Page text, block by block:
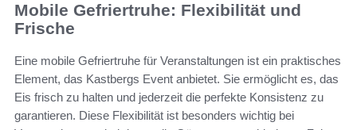
Mobile Gefriertruhe: Flexibilität und
Frische
Eine mobile Gefriertruhe für Veranstaltungen ist ein praktisches
Element, das Kastbergs Event anbietet. Sie ermöglicht es, das
Eis frisch zu halten und jederzeit die perfekte Konsistenz zu
garantieren. Diese Flexibilität ist besonders wichtig bei